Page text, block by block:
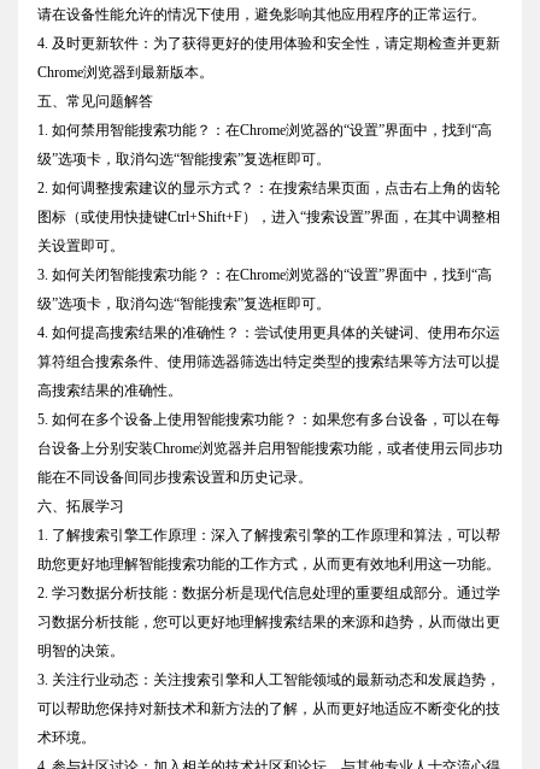
请在设备性能允许的情况下使用，避免影响其他应用程序的正常运行。
4. 及时更新软件：为了获得更好的使用体验和安全性，请定期检查并更新
Chrome浏览器到最新版本。
五、常见问题解答
1. 如何禁用智能搜索功能？：在Chrome浏览器的“设置”界面中，找到“高
级”选项卡，取消勾选“智能搜索”复选框即可。
2. 如何调整搜索建议的显示方式？：在搜索结果页面，点击右上角的齿轮
图标（或使用快捷键Ctrl+Shift+F），进入“搜索设置”界面，在其中调整相
关设置即可。
3. 如何关闭智能搜索功能？：在Chrome浏览器的“设置”界面中，找到“高
级”选项卡，取消勾选“智能搜索”复选框即可。
4. 如何提高搜索结果的准确性？：尝试使用更具体的关键词、使用布尔运
算符组合搜索条件、使用筛选器筛选出特定类型的搜索结果等方法可以提
高搜索结果的准确性。
5. 如何在多个设备上使用智能搜索功能？：如果您有多台设备，可以在每
台设备上分别安装Chrome浏览器并启用智能搜索功能，或者使用云同步功
能在不同设备间同步搜索设置和历史记录。
六、拓展学习
1. 了解搜索引擎工作原理：深入了解搜索引擎的工作原理和算法，可以帮
助您更好地理解智能搜索功能的工作方式，从而更有效地利用这一功能。
2. 学习数据分析技能：数据分析是现代信息处理的重要组成部分。通过学
习数据分析技能，您可以更好地理解搜索结果的来源和趋势，从而做出更
明智的决策。
3. 关注行业动态：关注搜索引擎和人工智能领域的最新动态和发展趋势，
可以帮助您保持对新技术和新方法的了解，从而更好地适应不断变化的技
术环境。